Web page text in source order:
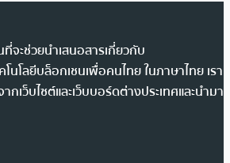
จะช่วยนำเสนอสารเกี่ยวกับ
นโลยีบล็อกเชนเพื่อคนไทย ในภาษาไทย เรา
เว็บไซต์และเว็บบอร์ดต่างประเทศและนำมา